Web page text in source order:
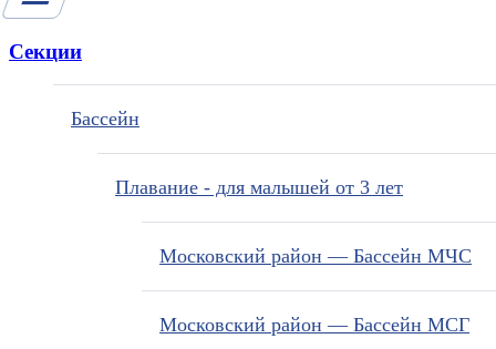
Секции
Бассейн
Плавание - для малышей от 3 лет
Московский район — Бассейн МЧС
Московский район — Бассейн МСГ